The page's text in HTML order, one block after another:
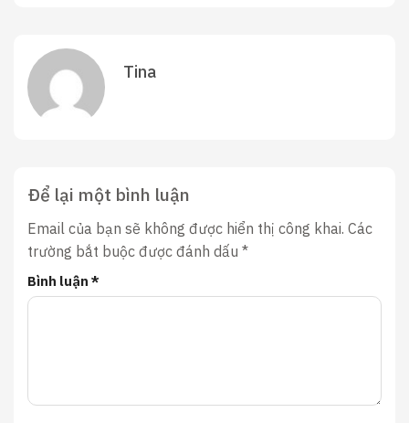
Tina
Để lại một bình luận
Email của bạn sẽ không được hiển thị công khai. Các
trường bắt buộc được đánh dấu *
Bình luận *